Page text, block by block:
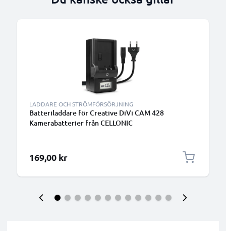
LADDARE OCH STRÖMFÖRSÖRJNING
Batteriladdare för Creative DiVi CAM 428
Kamerabatterier från CELLONIC
169,00 kr